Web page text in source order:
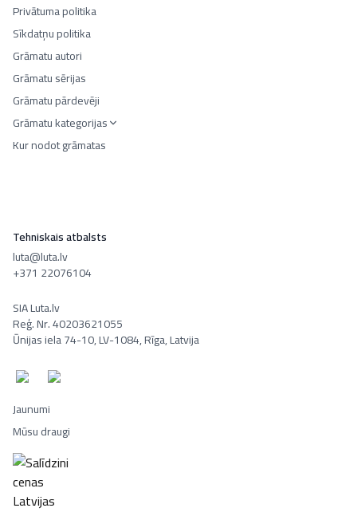
Privātuma politika
Sīkdatņu politika
Grāmatu autori
Grāmatu sērijas
Grāmatu pārdevēji
Grāmatu kategorijas
Kur nodot grāmatas
Tehniskais atbalsts
luta@luta.lv
+371 22076104
SIA Luta.lv
Reģ. Nr. 40203621055
Ūnijas iela 74-10, LV-1084, Rīga, Latvija
Jaunumi
Mūsu draugi